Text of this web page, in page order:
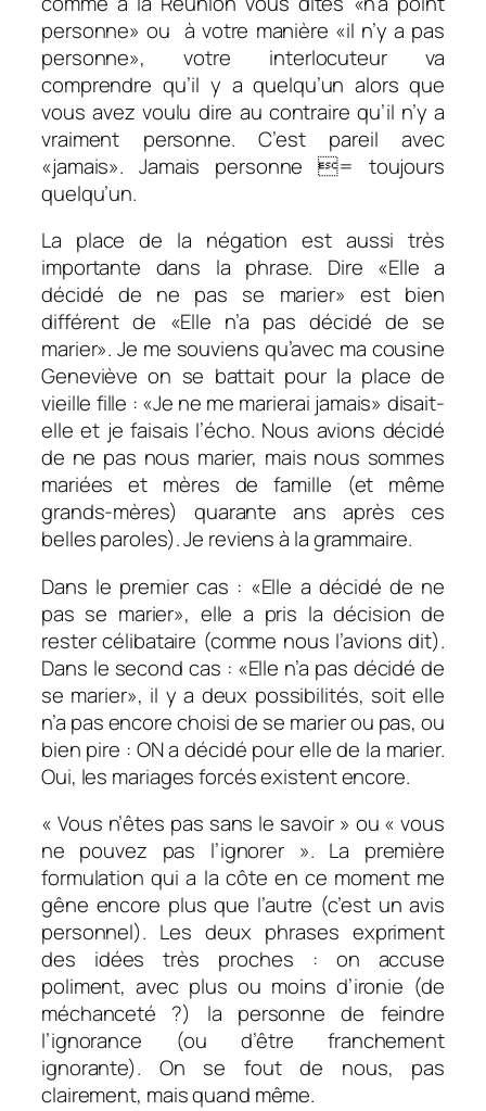
personne» ou à votre manière «il n’y a pas
personne», votre interlocuteur va
comprendre qu’il y a quelqu’un alors que
vous avez voulu dire au contraire qu’il n’y a
vraiment personne. C’est pareil avec
«jamais». Jamais personne = toujours
quelqu’un.
La place de la négation est aussi très
importante dans la phrase. Dire «Elle a
décidé de ne pas se marier» est bien
différent de «Elle n’a pas décidé de se
marier». Je me souviens qu’avec ma cousine
Geneviève on se battait pour la place de
vieille fille : «Je ne me marierai jamais» disait-
elle et je faisais l’écho. Nous avions décidé
de ne pas nous marier, mais nous sommes
mariées et mères de famille (et même
grands-mères) quarante ans après ces
belles paroles). Je reviens à la grammaire.
Dans le premier cas : «Elle a décidé de ne
pas se marier», elle a pris la décision de
rester célibataire (comme nous l’avions dit).
Dans le second cas : «Elle n’a pas décidé de
se marier», il y a deux possibilités, soit elle
n’a pas encore choisi de se marier ou pas, ou
bien pire : ON a décidé pour elle de la marier.
Oui, les mariages forcés existent encore.
« Vous n’êtes pas sans le savoir » ou « vous
ne pouvez pas l’ignorer ». La première
formulation qui a la côte en ce moment me
gêne encore plus que l’autre (c’est un avis
personnel). Les deux phrases expriment
des idées très proches : on accuse
poliment, avec plus ou moins d’ironie (de
méchanceté ?) la personne de feindre
l’ignorance (ou d’être franchement
ignorante). On se fout de nous, pas
clairement, mais quand même.